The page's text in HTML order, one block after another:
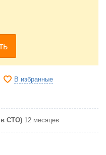
В избранные
в СТО) 12 месяцев